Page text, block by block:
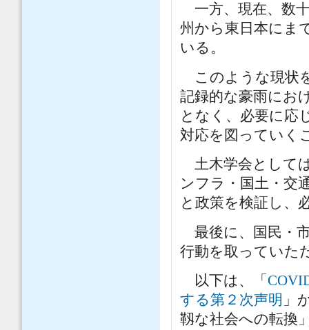
一方、現在、数
州から東日本にま
いる。
このような現状
記録的な豪雨にお
となく、必要に応
対応を図っていく
土木学会として
ンフラ・国土・交
と政策を検証し、
最後に、国民・
行動を取っていた
以下は、「
する第２次声明 」
靱な社会への転換